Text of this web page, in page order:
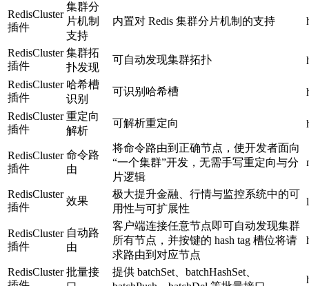
RedisCluster
插件
集群分
片机制
支持
内置对 Redis 集群分片机制的支持
RedisCluster
插件
集群拓
扑发现
可自动发现集群拓扑
RedisCluster
插件
哈希槽
识别
可识别哈希槽
RedisCluster
插件
重定向
解析
可解析重定向
RedisCluster
插件
命令路
由
将命令路由到正确节点，使开发者面向
“一个集群”开发，无需手写重定向与分
片逻辑
RedisCluster
插件
效果
极大提升金融、行情与监控系统中的可
用性与可扩展性
RedisCluster
插件
自动路
由
客户端连接任意节点即可自动发现集群
所有节点，并按键的 hash tag 槽位将请
求路由到对应节点
RedisCluster 批量接
提供 batchSet、batchHashSet、